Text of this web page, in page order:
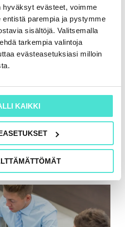
hyväksyt evästeet, voimme
entistä parempia ja pystymme
sisältöjä. Valitsemalla
tarkempia valintoja
evästeasetuksiasi milloin
KAIKKI